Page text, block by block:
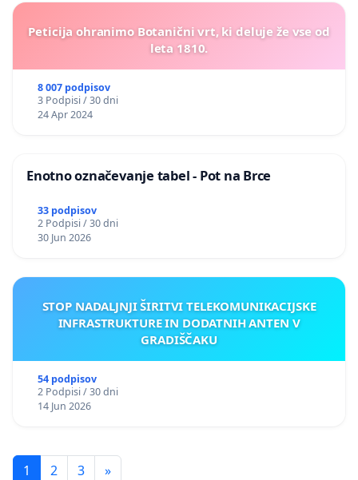
Peticija ohranimo Botanični vrt, ki deluje že vse od
leta 1810.
8 007 podpisov
3 Podpisi / 30 dni
24 Apr 2024
Enotno označevanje tabel - Pot na Brce
33 podpisov
2 Podpisi / 30 dni
30 Jun 2026
STOP NADALJNJI ŠIRITVI TELEKOMUNIKACIJSKE
INFRASTRUKTURE IN DODATNIH ANTEN V
GRADIŠČAKU
54 podpisov
2 Podpisi / 30 dni
14 Jun 2026
1 2 3 »